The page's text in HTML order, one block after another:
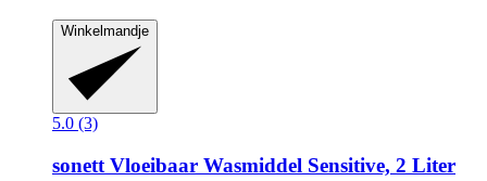
Winkelmandje
5.0 (3)
sonett Vloeibaar Wasmiddel Sensitive, 2 Liter